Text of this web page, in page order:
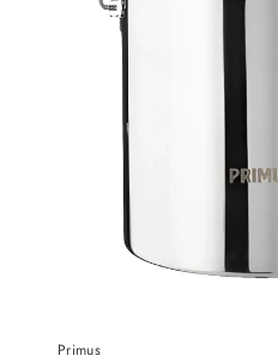
Primus